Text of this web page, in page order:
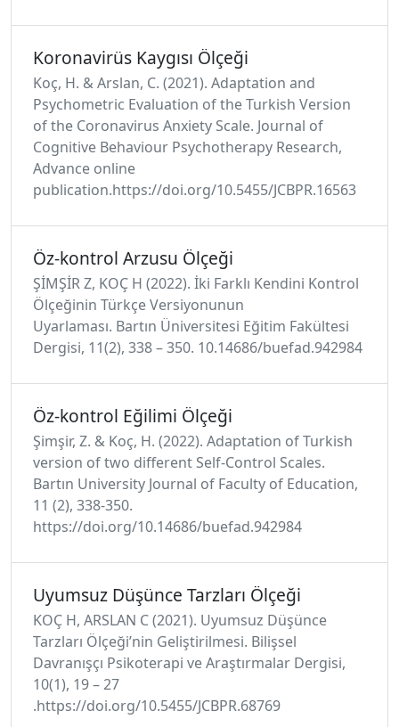
Koronavirüs Kaygısı Ölçeği
Koç, H. & Arslan, C. (2021). Adaptation and
Psychometric Evaluation of the Turkish Version
of the Coronavirus Anxiety Scale. Journal of
Cognitive Behaviour Psychotherapy Research,
Advance online
publication.https://doi.org/10.5455/JCBPR.16563
Öz-kontrol Arzusu Ölçeği
ŞİMŞİR Z, KOÇ H (2022). İki Farklı Kendini Kontrol
Ölçeğinin Türkçe Versiyonunun
Uyarlaması. Bartın Üniversitesi Eğitim Fakültesi
Dergisi, 11(2), 338 – 350. 10.14686/buefad.942984
Öz-kontrol Eğilimi Ölçeği
Şimşir, Z. & Koç, H. (2022). Adaptation of Turkish
version of two different Self-Control Scales.
Bartın University Journal of Faculty of Education,
11 (2), 338-350.
https://doi.org/10.14686/buefad.942984
Uyumsuz Düşünce Tarzları Ölçeği
KOÇ H, ARSLAN C (2021). Uyumsuz Düşünce
Tarzları Ölçeği’nin Geliştirilmesi. Bilişsel
Davranışçı Psikoterapi ve Araştırmalar Dergisi,
10(1), 19 – 27
.https://doi.org/10.5455/JCBPR.68769